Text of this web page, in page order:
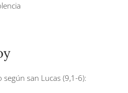
san Lucas (9,1-6):